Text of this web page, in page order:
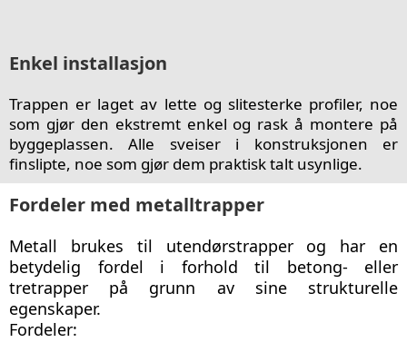
Enkel installasjon
Trappen er laget av lette og slitesterke profiler, noe
som gjør den ekstremt enkel og rask å montere på
byggeplassen. Alle sveiser i konstruksjonen er
finslipte, noe som gjør dem praktisk talt usynlige.
Fordeler med metalltrapper
Metall brukes til utendørstrapper og har en
betydelig fordel i forhold til betong- eller
tretrapper på grunn av sine strukturelle
egenskaper.
Fordeler: